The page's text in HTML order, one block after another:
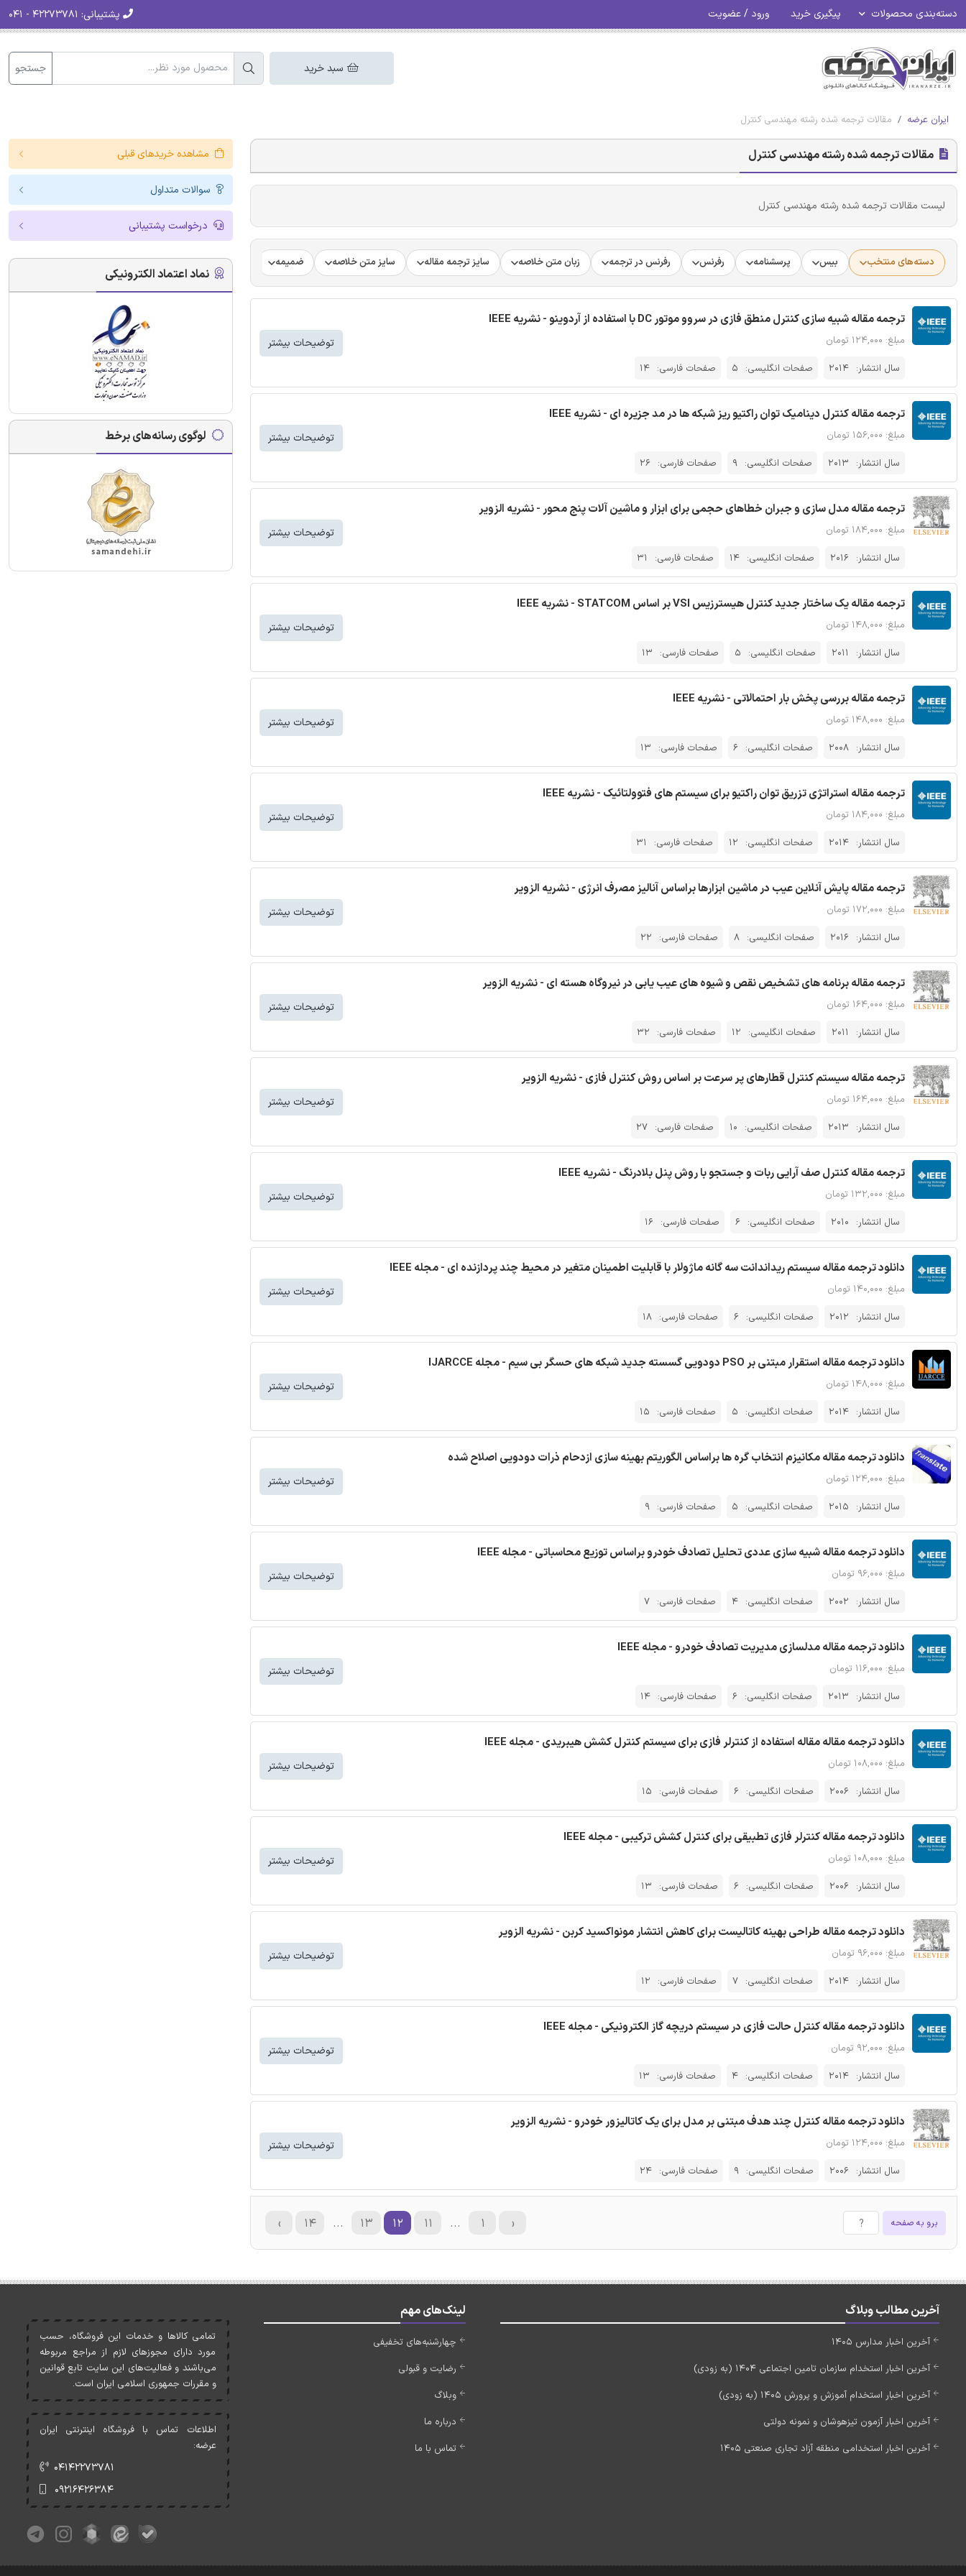
دسته‌بندی محصولات پیگیری خرید ورود / عضویت پشتیبانی:
سبد خرید جستجو
ایران عرضه مقالات ترجمه شده رشته مهندسی کنترل
مقالات ترجمه شده رشته مهندسی کنترل
لیست مقالات ترجمه شده رشته مهندسی کنترل
دسته‌های منتخب بیس پرسشنامه رفرنس رفرنس در ترجمه زبان متن خلاصه سایز ترجمه مقاله سایز متن خلاصه ضمیمه فرضیه فرمت ترجمه مقاله فرمت مقاله انگلیسی
ترجمه مقاله شبیه سازی کنترل منطق فازی در سروو موتور DC با استفاده از آردوینو - نشریه IEEE
مبلغ: ۱۲۴,۰۰۰ تومان
سال انتشار: 2014 صفحات انگلیسی: 5 صفحات فارسی: 14
توضیحات بیشتر
ترجمه مقاله کنترل دینامیک توان راکتیو ریز شبکه ها در مد جزیره ای - نشریه IEEE
مبلغ: ۱۵۶,۰۰۰ تومان
سال انتشار: 2013 صفحات انگلیسی: 9 صفحات فارسی: 26
توضیحات بیشتر
ترجمه مقاله مدل سازی و جبران خطاهای حجمی برای ابزار و ماشین آلات پنج محور - نشریه الزویر
مبلغ: ۱۸۴,۰۰۰ تومان
سال انتشار: 2016 صفحات انگلیسی: 14 صفحات فارسی: 31
توضیحات بیشتر
ترجمه مقاله یک ساختار جدید کنترل هیسترزیس VSI بر اساس STATCOM - نشریه IEEE
مبلغ: ۱۴۸,۰۰۰ تومان
سال انتشار:
2011 صفحات انگلیسی: 5 صفحات فارسی: 13
توضیحات بیشتر
ترجمه مقاله بررسی پخش بار احتمالاتی - نشریه IEEE
مبلغ: ۱۴۸,۰۰۰ تومان
سال انتشار: 2008 صفحات انگلیسی: 6 صفحات فارسی: 13
توضیحات بیشتر
ترجمه مقاله استراتژی تزریق توان راکتیو برای سیستم های فتوولتائیک - نشریه IEEE
مبلغ: ۱۸۴,۰۰۰ تومان
سال انتشار: 2014 صفحات انگلیسی: 12 صفحات فارسی: 31
توضیحات بیشتر
ترجمه مقاله پایش آنلاین عیب در ماشین ابزارها براساس آنالیز مصرف انرژی - نشریه الزویر
مبلغ: ۱۷۲,۰۰۰ تومان
سال انتشار: 2016 صفحات انگلیسی: 8 صفحات فارسی: 22
توضیحات بیشتر
ترجمه مقاله برنامه های تشخیص نقص و شیوه های عیب یابی در نیروگاه هسته ای - نشریه الزویر
مبلغ: ۱۶۴,۰۰۰ تومان
سال انتشار:
2011 صفحات انگلیسی: 12 صفحات فارسی: 32
توضیحات بیشتر
ترجمه مقاله سیستم کنترل قطارهای پر سرعت بر اساس روش کنترل فازی - نشریه الزویر
مبلغ: ۱۶۴,۰۰۰ تومان
سال انتشار: 2013 صفحات انگلیسی: 10 صفحات فارسی: 27
توضیحات بیشتر
ترجمه مقاله کنترل صف آرایی ربات و جستجو با روش پنل بلادرنگ - نشریه IEEE
مبلغ: ۱۳۲,۰۰۰ تومان
سال انتشار: 2010 صفحات انگلیسی: 6 صفحات فارسی: 16
توضیحات بیشتر
دانلود ترجمه مقاله سیستم ریداندانت سه گانه ماژولار با قابلیت اطمینان متغیر در محیط چند پردازنده ای - مجله IEEE
مبلغ: ۱۴۰,۰۰۰ تومان
سال انتشار: 2012 صفحات انگلیسی: 6 صفحات فارسی: 18
توضیحات بیشتر
دانلود ترجمه مقاله استقرار مبتنی بر PSO دودویی گسسته جدید شبکه های حسگر بی سیم - مجله IJARCCE
مبلغ: ۱۴۸,۰۰۰ تومان
سال انتشار: 2014 صفحات انگلیسی: 5 صفحات فارسی: 15
توضیحات بیشتر
دانلود ترجمه مقاله مکانیزم انتخاب گره ها براساس الگوریتم بهینه سازی ازدحام ذرات دودویی اصلاح شده
مبلغ: ۱۲۴,۰۰۰ تومان
سال انتشار: 2015 صفحات انگلیسی: 5 صفحات فارسی: 9
توضیحات بیشتر
دانلود ترجمه مقاله شبیه سازی عددی تحلیل تصادف خودرو براساس توزیع محاسباتی - مجله IEEE
مبلغ: ۹۶,۰۰۰ تومان
سال انتشار: 2002 صفحات انگلیسی: 4 صفحات فارسی: 7
توضیحات بیشتر
دانلود ترجمه مقاله مدلسازی مدیریت تصادف خودرو - مجله IEEE
مبلغ: ۱۱۶,۰۰۰ تومان
سال انتشار: 2013 صفحات انگلیسی: 6 صفحات فارسی: 14
توضیحات بیشتر
دانلود ترجمه مقاله مقاله استفاده از کنترلر فازی برای سیستم کنترل کشش هیبریدی - مجله IEEE
مبلغ: ۱۰۸,۰۰۰ تومان
سال انتشار: 2006 صفحات انگلیسی: 6 صفحات فارسی: 15
توضیحات بیشتر
دانلود ترجمه مقاله کنترلر فازی تطبیقی برای کنترل کشش ترکیبی - مجله IEEE
مبلغ: ۱۰۸,۰۰۰ تومان
سال انتشار: 2006 صفحات انگلیسی: 6 صفحات فارسی: 13
توضیحات بیشتر
دانلود ترجمه مقاله طراحی بهینه کاتالیست برای کاهش انتشار مونواکسید کربن - نشریه الزویر
مبلغ: ۹۶,۰۰۰ تومان
سال انتشار: 2014 صفحات انگلیسی: 7 صفحات فارسی: 12
توضیحات بیشتر
دانلود ترجمه مقاله کنترل حالت فازی در سیستم دریچه گاز الکترونیکی - مجله IEEE
مبلغ: ۹۲,۰۰۰ تومان
سال انتشار: 2014 صفحات انگلیسی: 4 صفحات فارسی: 13
توضیحات بیشتر
دانلود ترجمه مقاله کنترل چند هدف مبتنی بر مدل برای یک کاتالیزور خودرو - نشریه الزویر
مبلغ: ۱۲۴,۰۰۰ تومان
سال انتشار: 2006 صفحات انگلیسی: 9 صفحات فارسی: 24
توضیحات بیشتر
برو به صفحه ‹ ۱ ... ۱۱ ۱۲ ۱۳ ... ۱۴ ›
مشاهده خریدهای قبلی
سوالات متداول
درخواست پشتیبانی
نماد اعتماد الکترونیکی
لوگوی رسانه‌های برخط
آخرین مطالب وبلاگ
آخرین اخبار مدارس 1405
آخرین اخبار استخدام سازمان تامین اجتماعی 1404 (به زودی)
آخرین اخبار استخدام آموزش و پرورش 1405 (به زودی)
آخرین اخبار آزمون تیزهوشان و نمونه دولتی
آخرین اخبار استخدامی منطقه آزاد تجاری صنعتی 1405
لینک‌های مهم
چهارشنبه‌های تخفیفی
رضایت و قبولی
وبلاگ
درباره ما
تماس با ما
تمامی کالاها و خدمات اين فروشگاه، حسب
مورد دارای مجوزهای لازم از مراجع مربوطه
می‌باشند و فعاليت‌های اين سايت تابع قوانين
و مقررات جمهوری اسلامی ايران است.
اطلاعات تماس با فروشگاه اینترنتی ایران
عرضه:
۰۴۱۴۲۲۷۳۷۸۱
۰۹۲۱۶۴۲۶۳۸۴